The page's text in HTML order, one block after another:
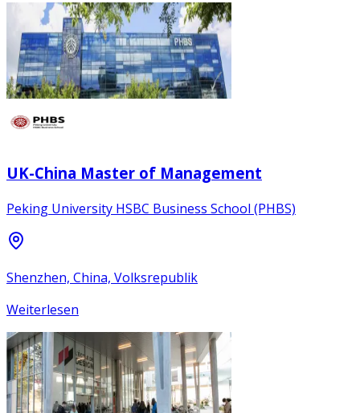
UK-China Master of Management
Peking University HSBC Business School (PHBS)
Shenzhen, China, Volksrepublik
Weiterlesen